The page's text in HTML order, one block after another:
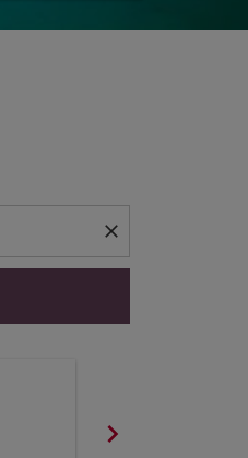
close
chevron_right